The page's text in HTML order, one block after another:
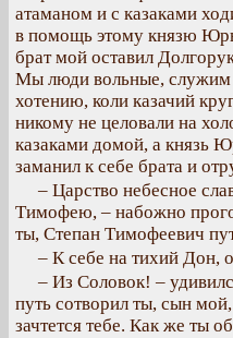
атаманом и с казаками
в помощь этому князю
брат мой оставил
Мы люди вольные,
хотению, коли казачий
никому не целовали на
казаками домой, а князь
заманил к себе брата и
– Царство небесное
Тимофею, – набожно
ты, Степан Тимофеевич
– К себе на тихий Дон,
– Из Соловок! –
путь сотворил ты, сын
зачтется тебе. Как же ты